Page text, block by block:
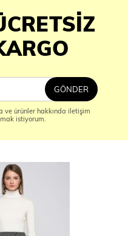
GÖNDER
ve ürünler hakkında iletişim
istiyorum.